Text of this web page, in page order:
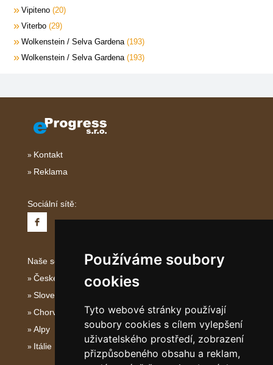
Používáme soubory
cookies
Tyto webové stránky používají
soubory cookies s cílem vylepšení
uživatelského prostředí, zobrazení
přizpůsobeného obsahu a reklam,
Vipiteno 20
Viterbo 29
Wolkenstein / Selva Gardena 193
Wolkenstein / Selva Gardena 193
Kontakt
Reklama
Sociální sítě:
Naše servery:
České hory
Slovenské hory
Chorvatsko
Alpy
Itálie